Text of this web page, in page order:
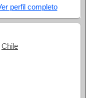
perfil completo
Chile